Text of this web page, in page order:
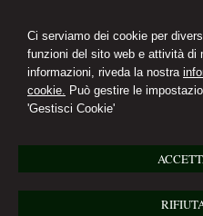
Ci serviamo dei cookie per
funzioni del sito web e attività di
informazioni, riveda la nostra
cookie. Può gestire le
'Gestisci Cookie'